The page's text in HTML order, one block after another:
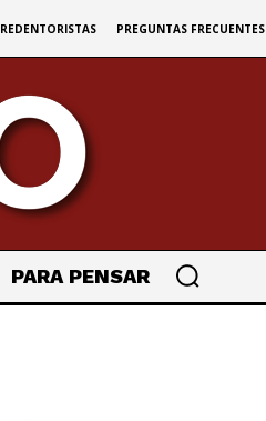
REDENTORISTAS PREGUNTAS FRECUENTES
PARA PENSAR